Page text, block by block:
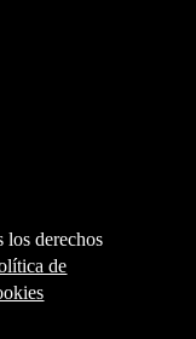
los derechos
de